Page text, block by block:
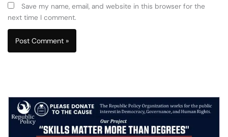
Save my name, email, and website in this browser for the
next time I comment.